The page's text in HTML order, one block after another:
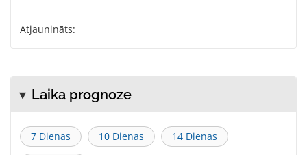
Atjaunināts:
Laika prognoze
7 Dienas 10 Dienas 14 Dienas